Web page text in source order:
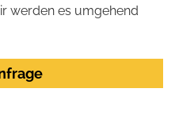
werden es umgehend